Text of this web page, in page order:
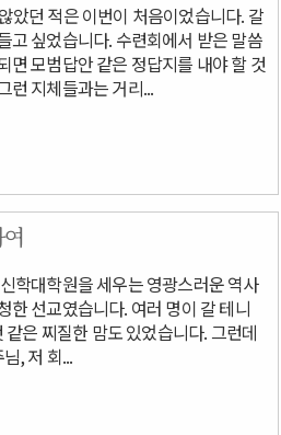
았던 적은 이번이 처음이었습니다. 갈
고 싶었습니다. 수련회에서 받은 말씀
면 모범답안 같은 정답지를 내야 할 것
런 지체들과는 거리...
학대학원을 세우는 영광스러운 역사
한 선교였습니다. 여러 명이 갈 테니
은 찌질한 맘도 있었습니다. 그런데
, 저 회...